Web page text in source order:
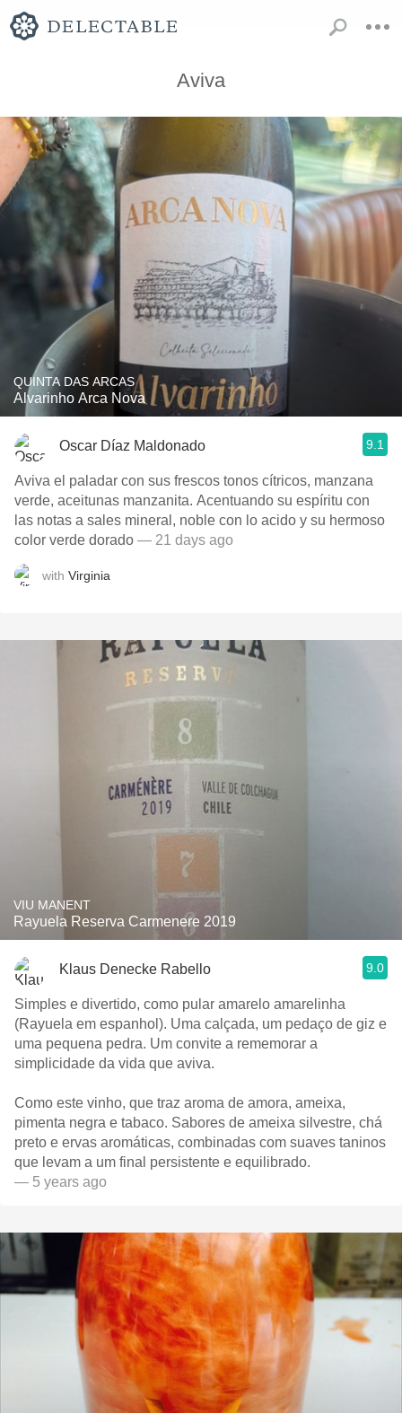
Aviva
QUINTA DAS ARCAS
Alvarinho Arca Nova
Oscar Díaz Maldonado 9.1
Aviva el paladar con sus frescos tonos cítricos, manzana
verde, aceitunas manzanita. Acentuando su espíritu con
las notas a sales mineral, noble con lo acido y su hermoso
color verde dorado — 21 days ago
with Virginia
VIU MANENT
Rayuela Reserva Carmenere 2019
Klaus Denecke Rabello 9.0
Simples e divertido, como pular amarelo amarelinha
(Rayuela em espanhol). Uma calçada, um pedaço de giz e
uma pequena pedra. Um convite a rememorar a
simplicidade da vida que aviva.
Como este vinho, que traz aroma de amora, ameixa,
pimenta negra e tabaco. Sabores de ameixa silvestre, chá
preto e ervas aromáticas, combinadas com suaves taninos
que levam a um final persistente e equilibrado.
— 5 years ago